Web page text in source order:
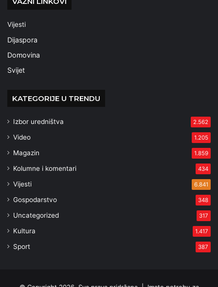
Vijesti
Dijaspora
Domovina
Svijet
KATEGORIJE U TRENDU
Izbor uredništva 2.562
Video 1.205
Magazin 1.859
Kolumne i komentari 434
Vijesti 6.841
Gospodarstvo 348
Uncategorized 317
Kultura 1.417
Sport 387